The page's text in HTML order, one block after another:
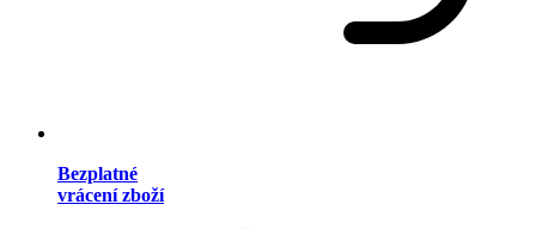
Bezplatné
vrácení zboží